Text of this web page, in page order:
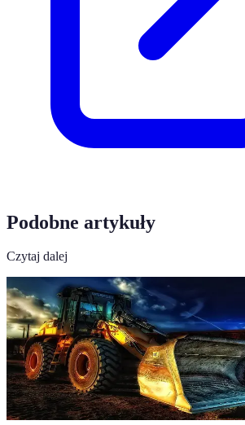
Podobne artykuły
Czytaj dalej